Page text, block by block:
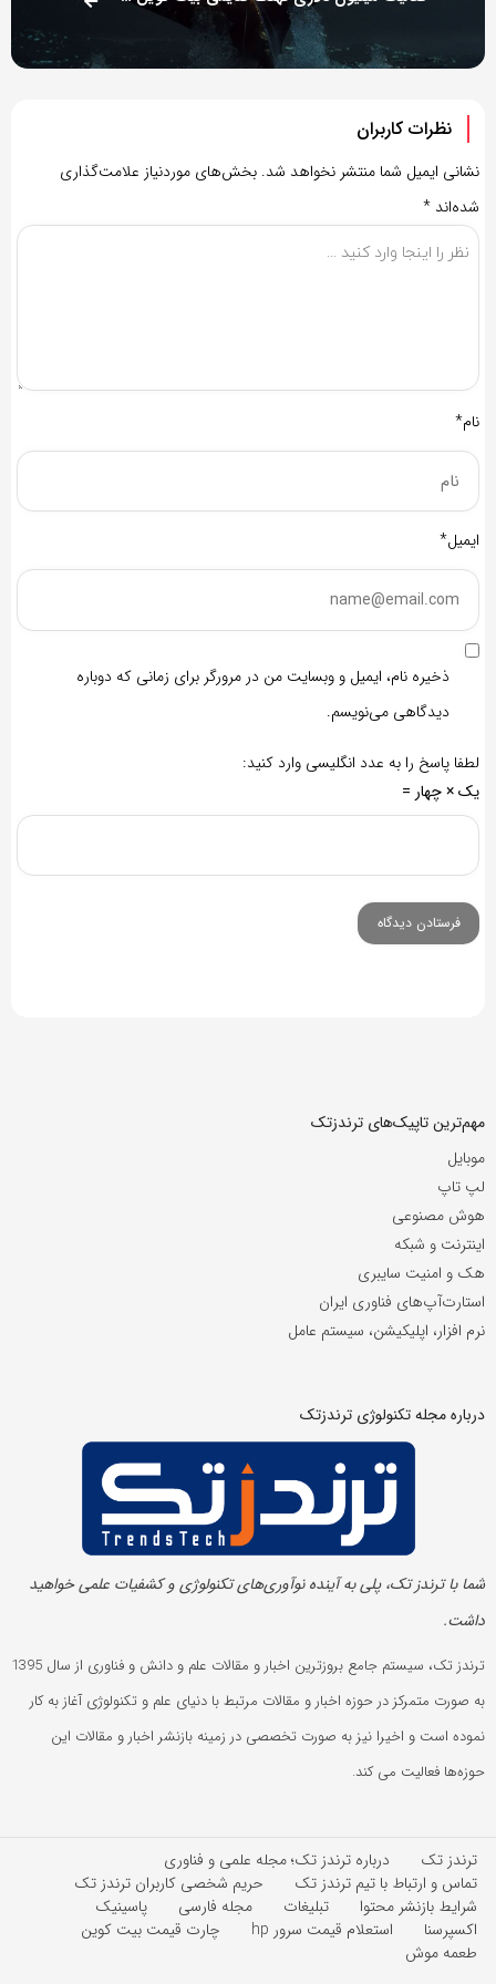
نظرات کاربران
نشانی ایمیل شما منتشر نخواهد شد. بخش‌های موردنیاز علامت‌گذاری
شده‌اند *
نام*
ایمیل*
ذخیره نام، ایمیل و وبسایت من در مرورگر برای زمانی که دوباره
دیدگاهی می‌نویسم.
لطفا پاسخ را به عدد انگلیسی وارد کنید:
یک × چهار =
مهم‌ترین تاپیک‌های ترندزتک
موبایل
لپ تاپ
هوش مصنوعی
اینترنت و شبکه
هک و امنیت سایبری
استارت‌آپ‌های فناوری ایران
نرم افزار، اپلیکیشن، سیستم عامل
درباره مجله تکنولوژی ترندزتک
شما با ترندز تک، پلی به آینده‌ نوآوری‌های تکنولوژی و کشفیات علمی خواهید
داشت.
ترندز تک، سیستم جامع بروزترین اخبار و مقالات علم و دانش و فناوری از سال 1395
به صورت متمرکز در حوزه اخبار و مقالات مرتبط با دنیای علم و تکنولوژی آغاز به کار
نموده است و اخیرا نیز به صورت تخصصی در زمینه بازنشر اخبار و مقالات این
حوزه‌ها فعالیت می کند.
ترندز تک
درباره ترندز تک؛ مجله علمی و فناوری
تماس و ارتباط با تیم ترندز تک
حریم شخصی کاربران ترندز تک
شرایط بازنشر محتوا
تبلیغات مجله فارسی
پاسینیک
اکسپرسنا
استعلام قیمت سرور hp
چارت قیمت بیت کوین
طعمه موش